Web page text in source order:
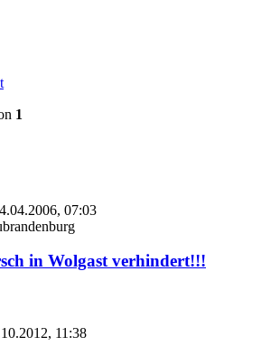
1
07:03
in Wolgast verhindert!!!
11:38